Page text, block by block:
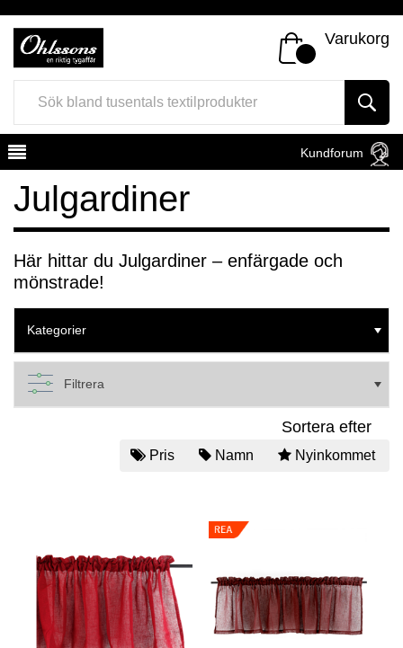
Varukorg
Kundforum
Register
Julgardiner
Här hittar du Julgardiner – enfärgade och
mönstrade!
Kategorier
Filtrera
Sortera efter
Pris Namn Nyinkommet